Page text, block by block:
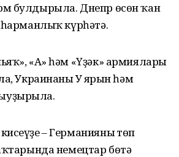
булдырыла. Днепр өсөн ҡан
күрһәтә.
«А» һәм «Үҙәк» армиялары
Украинаның Уң ярын һәм
– Германияның төп
немецтар бөтә